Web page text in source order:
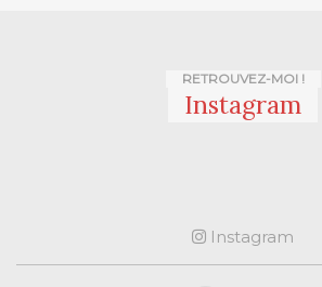
RETROUVEZ-MOI !
Instagram
Instagram